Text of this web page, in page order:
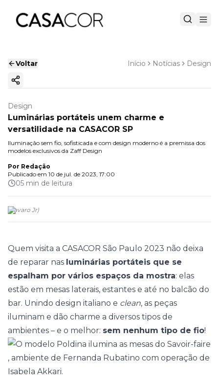
Voltar Início Notícias Design
Copiar link
Design
Luminárias portáteis unem charme e
versatilidade na CASACOR SP
Iluminação sem fio, sofisticada e com design moderno é a premissa dos
modelos exclusivos da Zaff Design
Por Redação
Publicado em 10 de jul. de 2023, 17:00
05 min de leitura
(Favaro Jr)
Quem visita a CASACOR São Paulo 2023 não deixa
de reparar nas luminárias portáteis que se
espalham por vários espaços da mostra: elas
estão em mesas laterais, estantes e até no balcão do
bar. Unindo design italiano e clean, as peças
iluminam e dão charme a diversos tipos de
ambientes – e o melhor: sem nenhum tipo de fio!